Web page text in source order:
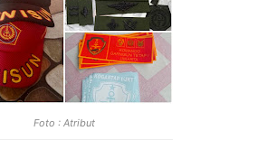
Foto : Atribut